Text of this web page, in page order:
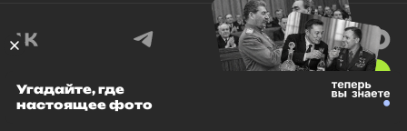
© 1999–2026 Все права защищены.
Угадайте, где
настоящее фото